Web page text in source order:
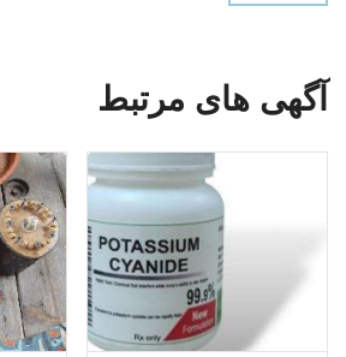
آگهی های مرتبط